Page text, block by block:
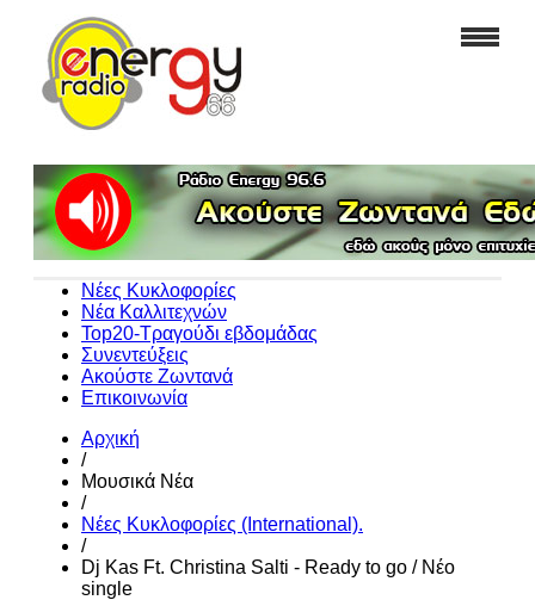
Νέες Κυκλοφορίες
Νέα Καλλιτεχνών
Top20-Τραγούδι εβδομάδας
Συνεντεύξεις
Ακούστε Ζωντανά
Επικοινωνία
Αρχική
/
Μουσικά Νέα
/
Νέες Κυκλοφορίες (International).
/
Dj Kas Ft. Christina Salti - Ready to go / Nέο
single